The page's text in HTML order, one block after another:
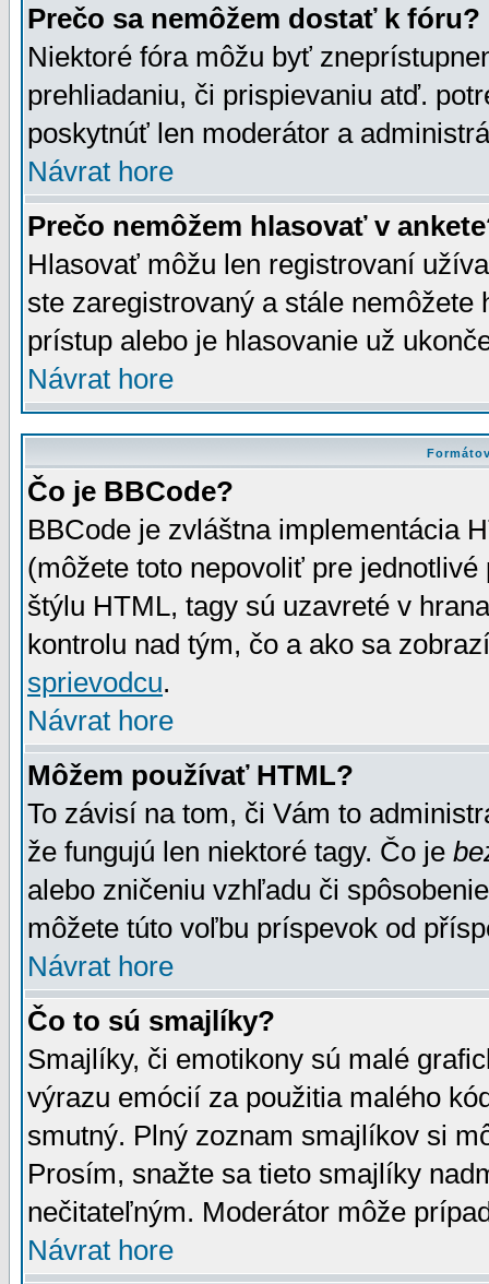
Prečo sa nemôžem dostať k fóru?
Niektoré fóra môžu byť
prehliadaniu, či prispievaniu atď.
poskytnúť len moderátor a
Návrat hore
Prečo nemôžem hlasovať v
Hlasovať môžu len registrovaní
ste zaregistrovaný a stále
prístup alebo je hlasovanie už
Návrat hore
Čo je BBCode?
BBCode je zvláštna implementácia
(môžete toto nepovoliť pre
štýlu HTML, tagy sú uzavreté v
kontrolu nad tým, čo a ako sa
sprievodcu.
Návrat hore
Môžem používať HTML?
To závisí na tom, či Vám to
že fungujú len niektoré tagy. Čo je
alebo zničeniu vzhľadu či
môžete túto voľbu príspevok od
Návrat hore
Čo to sú smajlíky?
Smajlíky, či emotikony sú malé
výrazu emócií za použitia malého
smutný. Plný zoznam smajlíkov si
Prosím, snažte sa tieto smajlíky
nečitateľným. Moderátor môže
Návrat hore